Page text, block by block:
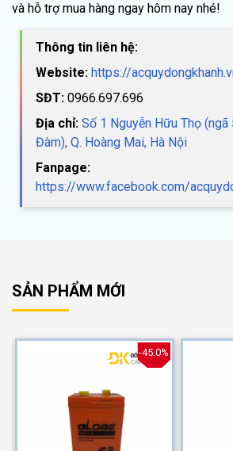
và hỗ trợ mua hàng ngay hôm nay nhé!
Thông tin liên hệ:
Website: https://
SĐT: 0966.697.696
Địa chỉ: Số 1 Nguyễn Hữu Thọ
Đàm), Q. Hoàng Mai, Hà Nội
Fanpage:
https://www.facebook.com/
SẢN PHẨM MỚI
-45.0%